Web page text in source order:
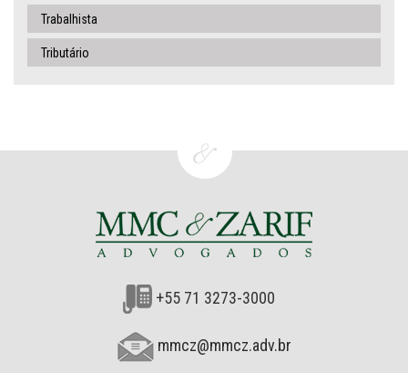
Trabalhista
Tributário
+55 71 3273-3000
mmcz@mmcz.adv.br